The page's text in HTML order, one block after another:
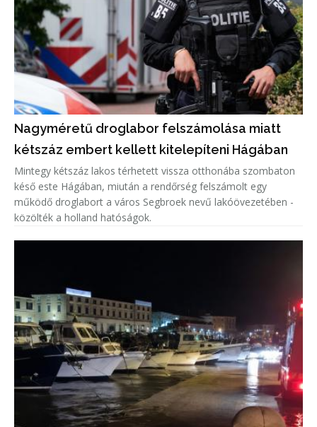
Nagyméretű droglabor felszámolása miatt
kétszáz embert kellett kitelepíteni Hágában
Mintegy kétszáz lakos térhetett vissza otthonába szombaton
késő este Hágában, miután a rendőrség felszámolt egy
működő droglabort a város Segbroek nevű lakóövezetében -
közölték a holland hatóságok.